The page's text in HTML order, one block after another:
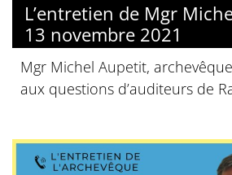
L’entretien de Mgr
13 novembre 2021
Mgr Michel Aupetit,
aux questions d’auditeurs de